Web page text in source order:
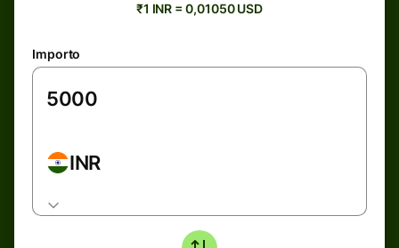
₹1 INR = 0,01050 USD
Importo
INR